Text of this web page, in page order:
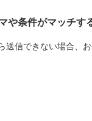
や条件がマッチす
信できない場合、